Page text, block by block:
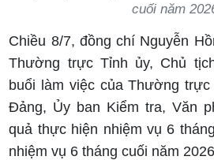
cuối năm
Chiều 8/7, đồng chí Nguyễn
Thường trực Tỉnh ủy, Chủ
buổi làm việc của Thường
Đảng, Ủy ban Kiểm tra, Văn
quả thực hiện nhiệm vụ 6
nhiệm vụ 6 tháng cuối năm